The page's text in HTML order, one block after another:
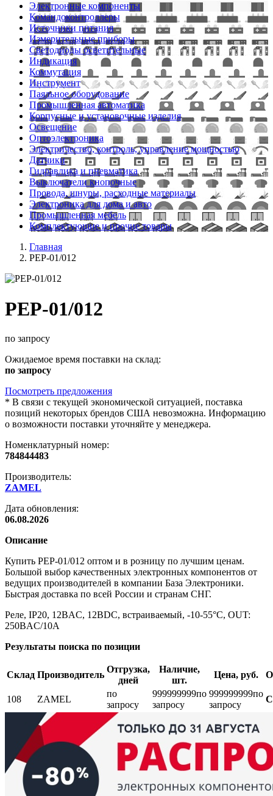
Электронные компоненты
Командоконтроллеры
Источники питания
Измерительные приборы
Светодиоды осветительные
Индикация
Коммутация
Инструмент
Паяльное оборудование
Промышленная автоматика
Корпусные и установочные изделия
Освещение
Оптоэлектроника
Электричество, контроль, управление мощностью
Датчики
Гидравлика и пневматика
Выключатели кнопочные
Провода, шнуры, расходные материалы
Электроника для дома и авто
Промышленная мебель
Комплектующие и прочие товары
Главная
PEP-01/012
PEP-01/012
по запросу
Ожидаемое время поставки на склад:
по запросу
Посмотреть предложения
* В связи с текущей экономической ситуацией, поставка
позиций некоторых брендов США невозможна. Информацию
о возможности поставки уточняйте у менеджера.
Номенклатурный номер:
784844483
Производитель:
ZAMEL
Дата обновления:
06.08.2026
Описание
Купить PEP-01/012 оптом и в розницу по лучшим ценам.
Большой выбор качественных электронных компонентов от
ведущих производителей в компании База Электроники.
Быстрая доставка по всей России и странам СНГ.
Реле, IP20, 12ВAC, 12ВDC, встраиваемый, -10-55°C, OUT:
250ВAC/10А
Результаты поиска по позиции
Склад Производитель
Отгрузка,
дней
Наличие,
шт.
Цена, руб.
108 ZAMEL
по
запросу
999999999по
запросу
999999999по
запросу